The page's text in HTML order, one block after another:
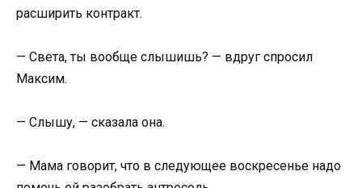
расширить контракт.
— Света, ты вообще слышишь? — вдруг спросил
Максим.
— Слышу, — сказала она.
— Мама говорит, что в следующее воскресенье надо